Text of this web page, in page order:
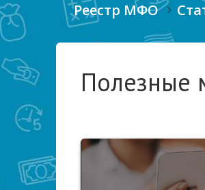
Реестр МФО
Полезные